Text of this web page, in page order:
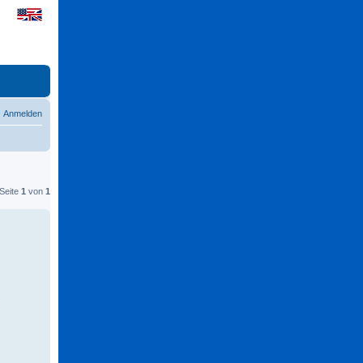
Anmelden
1 von 1